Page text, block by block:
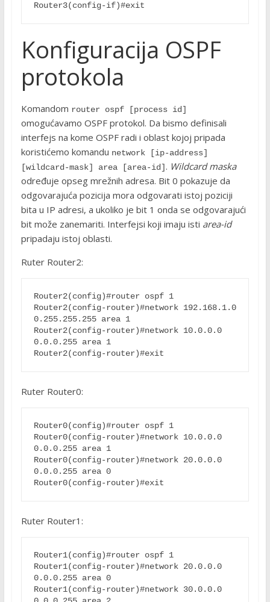
Router3(config-if)#exit
Konfiguracija OSPF
protokola
Komandom router ospf [process id]
omogućavamo OSPF protokol. Da bismo definisali
interfejs na kome OSPF radi i oblast kojoj pripada
koristićemo komandu network [ip-address]
[wildcard-mask] area [area-id]. Wildcard maska
određuje opseg mrežnih adresa. Bit 0 pokazuje da
odgovarajuća pozicija mora odgovarati istoj poziciji
bita u IP adresi, a ukoliko je bit 1 onda se odgovarajući
bit može zanemariti. Interfejsi koji imaju isti area-id
pripadaju istoj oblasti.
Ruter Router2:
Router2(config)#router ospf 1
Router2(config-router)#network 192.168.1.0
0.255.255.255 area 1
Router2(config-router)#network 10.0.0.0
0.0.0.255 area 1
Ruter Router0:
Router0(config)#router ospf 1
Router0(config-router)#network 10.0.0.0
0.0.0.255 area 1
Router0(config-router)#network 20.0.0.0
0.0.0.255 area 0
Ruter Router1:
Router1(config)#router ospf 1
Router1(config-router)#network 20.0.0.0
0.0.0.255 area 0
Router1(config-router)#network 30.0.0.0